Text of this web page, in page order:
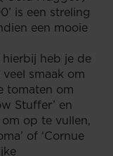
is een streling
een mooie
hierbij heb je de
smaak om
tomaten om
Stuffer’ en
op te vullen,
of ‘Cornue